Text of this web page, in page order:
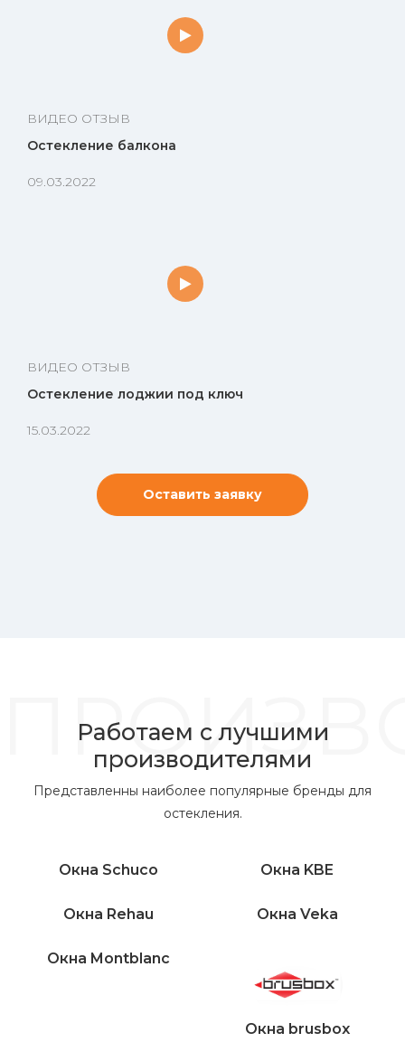
ВИДЕО ОТЗЫВ
Остекление балкона
09.03.2022
ВИДЕО ОТЗЫВ
Остекление лоджии под ключ
15.03.2022
Оставить заявку
Работаем с лучшими
производителями
Представленны наиболее популярные бренды для
остекления.
Окна Schuco Окна KBE
Окна Rehau Окна Veka
Окна Montblanc
Окна brusbox